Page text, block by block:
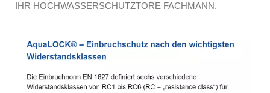
IHR HOCHWASSERSCHUTZTORE FACHMANN.